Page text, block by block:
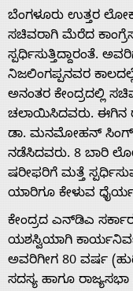
Contact
Us
ಬೆಂಗಳೂರು ಉತ್ತರ
ಸಚಿವರಾಗಿ ಮೆರೆದ
ಸ್ಪರ್ಧಿಸುತ್ತಿದ್ದಾರಂತೆ.
ನಿಜಲಿಂಗಪ್ಪನವರ
ಅನಂತರ ಕೇಂದ್ರದಲ್ಲಿ
ಚಲಾಯಿಸಿದವರು. ಈಗಿನ
ಡಾ. ಮನಮೋಹನ್ ಸಿಂಗ್
ನಡೆಸಿದವರು. 8 ಬಾರಿ
ಷರೀಫರಿಗೆ ಮತ್ತೆ
ಯಾರಿಗೂ ಕೇಳುವ
ಕೇಂದ್ರದ ಎನ್‌ಡಿಎ
ಯಶಸ್ವಿಯಾಗಿ
ಅವರಿಗೀಗ 80 ವರ್ಷ
ಸದಸ್ಯ ಹಾಗೂ